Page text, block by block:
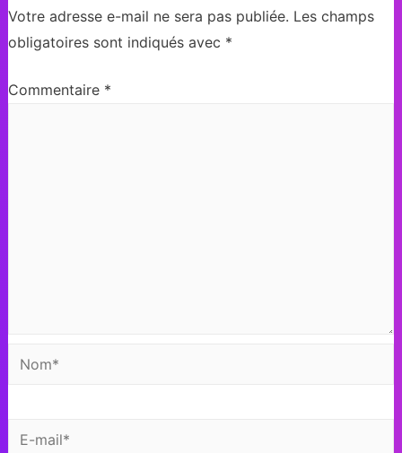
Votre adresse e-mail ne sera pas publiée. Les champs
obligatoires sont indiqués avec *
Commentaire *